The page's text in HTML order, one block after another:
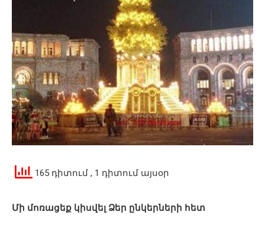
165 դիտում , 1 դիտում այսօր
Մի մոռացեք կիսվել Ձեր ընկերների հետ